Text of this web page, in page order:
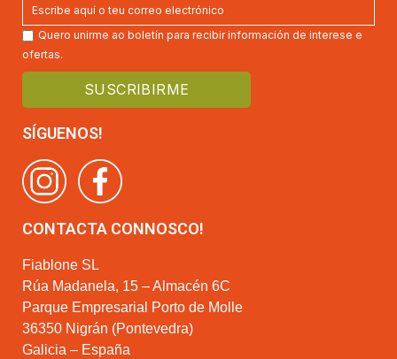
Quero unirme ao boletín para recibir información de interese e
ofertas.
SÍGUENOS!
CONTACTA CONNOSCO!
Fiablone SL
Rúa Madanela, 15 – Almacén 6C
Parque Empresarial Porto de Molle
36350 Nigrán (Pontevedra)
Galicia – España